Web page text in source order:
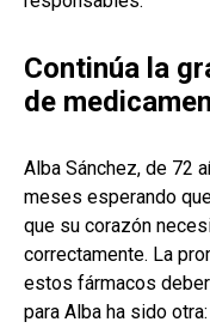
Continúa la
de
Alba Sánchez, de 72
meses esperando
que su corazón
correctamente. La
estos fármacos
para Alba ha sido otra: